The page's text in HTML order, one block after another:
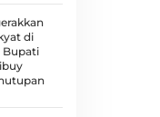
di
Bupati